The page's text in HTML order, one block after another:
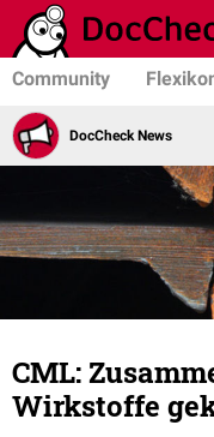
Community
DocCheck News
CML:
Wirkstoffe